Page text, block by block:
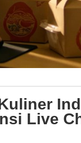
Live